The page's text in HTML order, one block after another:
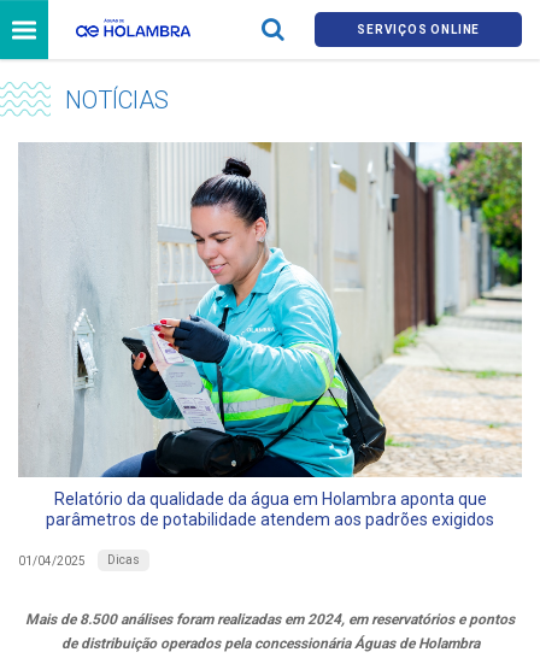
SERVIÇOS ONLINE
NOTÍCIAS
Relatório da qualidade da água em Holambra aponta que
parâmetros de potabilidade atendem aos padrões exigidos
01/04/2025 Dicas
Mais de 8.500 análises foram realizadas em 2024, em reservatórios e pontos
de distribuição operados pela concessionária Águas de Holambra